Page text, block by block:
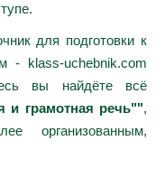
для подготовки к
- klass-uchebnik.com
вы найдёте всё
и грамотная речь"",
организованным,